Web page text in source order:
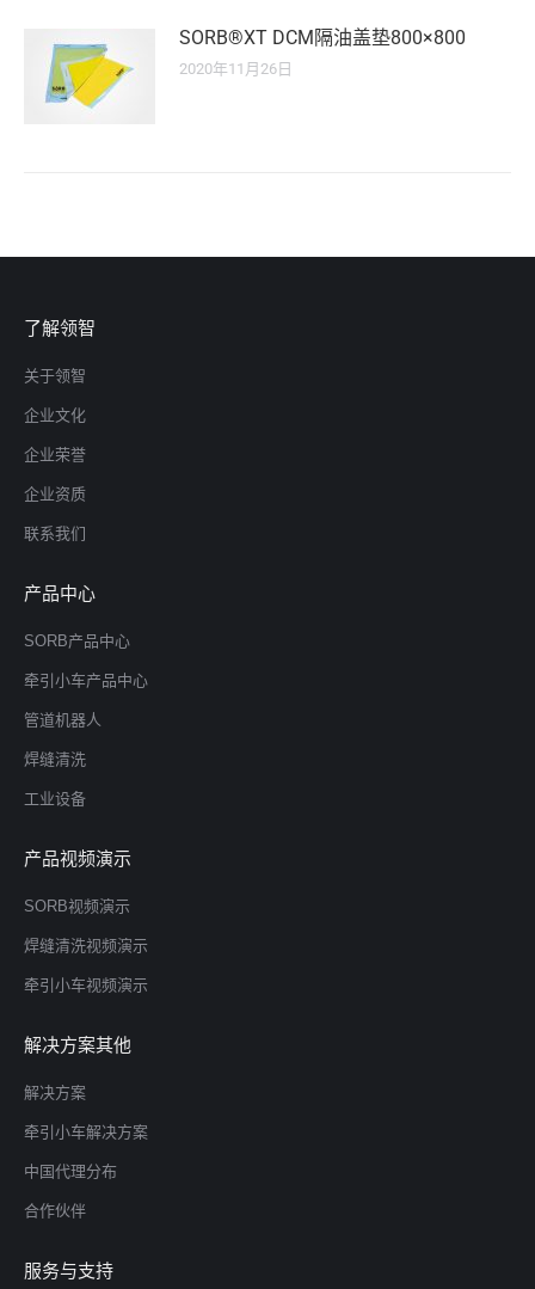
SORB®XT DCM隔油盖垫800×800
2020年11月26日
了解领智
关于领智
企业文化
企业荣誉
企业资质
联系我们
产品中心
SORB产品中心
牵引小车产品中心
管道机器人
焊缝清洗
工业设备
产品视频演示
SORB视频演示
焊缝清洗视频演示
牵引小车视频演示
解决方案其他
解决方案
牵引小车解决方案
中国代理分布
合作伙伴
服务与支持